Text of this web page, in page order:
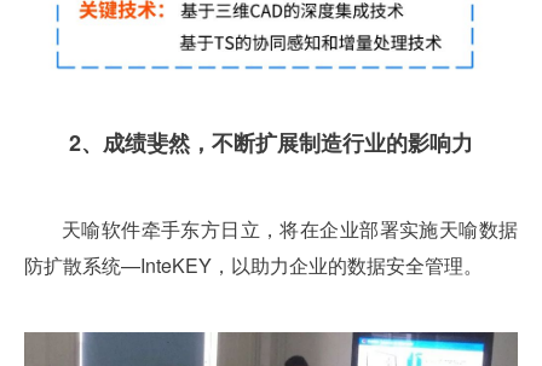
2、成绩斐然， 不断扩展制造行业的影响力
天喻软件牵手东方日立，将在企业部署实施天喻数据
防扩散系统—InteKEY，以助力企业的数据安全管理。